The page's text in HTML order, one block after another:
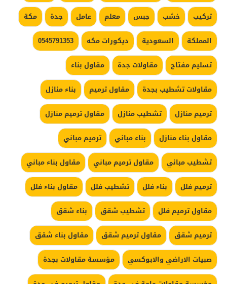
تركيب
خشب جبس معلم عامل جدة
مكة
المملكة
السعودية ديكورات مكه
0545791353
تسليم مفتاح
مقاولات جدة
مقاول بناء
مقاولات تشطيب بجدة
مقاول ترميم
بناء منازل
ترميم منازل
تشطيب منازل
مقاول ترميم منازل
مقاول بناء منازل
بناء مباني
ترميم مباني
تشطيب مباني
مقاول ترميم مباني
مقاول بناء مباني
ترميم فلل
بناء فلل تشطيب فلل
مقاول بناء فلل
مقاول ترميم فلل
تشطيب شقق
بناء شقق
ترميم شقق
مقاول ترميم شقق
مقاول بناء شقق
صبيات الاراضي والابوكسي
مؤسسة مقاولات بجدة